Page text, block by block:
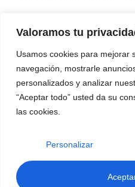
Valoramos tu
Usamos cookies para mejorar
navegación, mostrarle
personalizados y analizar
“Aceptar todo” usted da su
las cookies.
Personalizar